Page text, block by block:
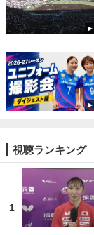
視聴ランキング
1